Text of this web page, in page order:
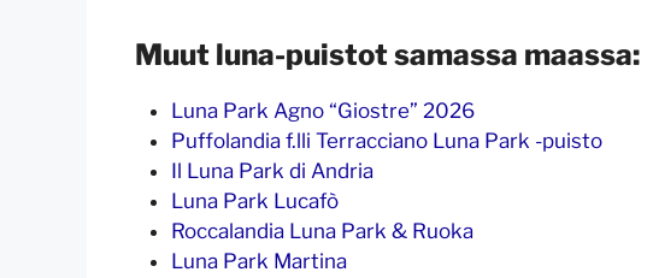
Muut luna-puistot samassa maassa:
Luna Park Agno “Giostre” 2026
Puffolandia f.lli Terracciano Luna Park -puisto
Il Luna Park di Andria
Luna Park Lucafò
Roccalandia Luna Park & Ruoka
Luna Park Martina